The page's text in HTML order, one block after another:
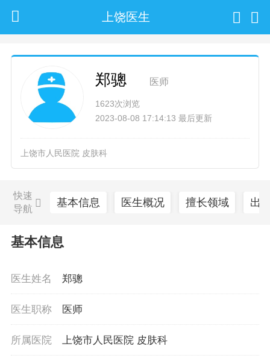
上饶医生
郑骢 医师
1623次浏览
2023-08-08 17:14:13 最后更新
上饶市人民医院 皮肤科
快速
导航
基本信息 医生概况 擅长领域 出
基本信息
医生姓名 郑骢
医生职称 医师
所属医院 上饶市人民医院 皮肤科